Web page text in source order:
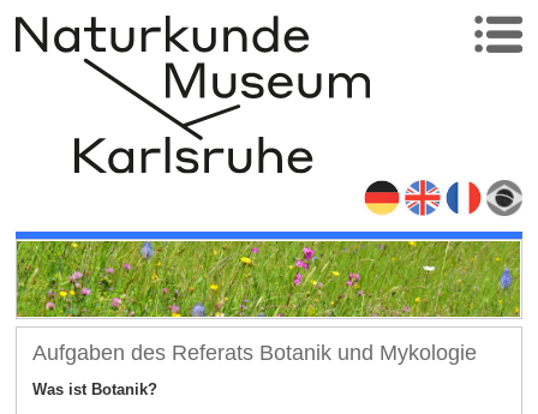
Aufgaben des Referats Botanik und Mykologie
Was ist Botanik?